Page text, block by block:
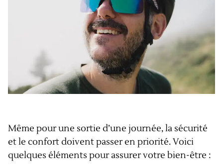
Même pour une sortie d’une journée, la sécurité
et le confort doivent passer en priorité. Voici
quelques éléments pour assurer votre bien-être :